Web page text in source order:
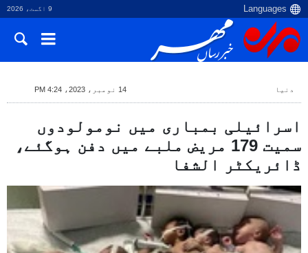
9 اگست، 2026
دنیا 14 نومبر، 2023، 4:24 PM
اسرائیلی بمباری میں نومولودوں
سمیت 179 مریض ملبے میں دفن ہوگئے،
ڈائریکٹر الشفا